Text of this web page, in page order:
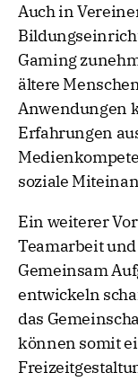
Auch in
Gaming
ältere
Anwendungen
Erfahrungen
soziale
Ein weiterer
Teamarbeit
Gemeinsam
entwickeln
das
können somit